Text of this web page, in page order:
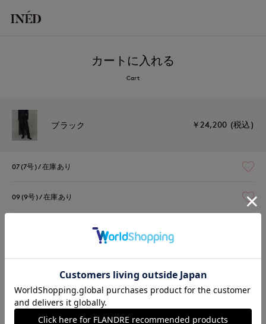
カートに入れる
Cart
ブラック ￥24,200 (税込)
07(7号) 在庫あり
09(9号) 在庫あり